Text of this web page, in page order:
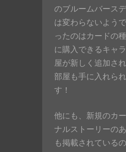
のブルームバース
は変わらないよう
ったのはカードの
に購入できるキャ
屋が新しく追加さ
部屋も手に入れら
す！
他にも、新規のカ
ナルストーリーの
も掲載されている